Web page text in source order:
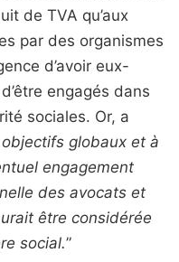
de TVA qu’aux
par des organismes
d’avoir eux-
engagés dans
sociales. Or, a
globaux et à
engagement
des avocats et
être considérée
social.”